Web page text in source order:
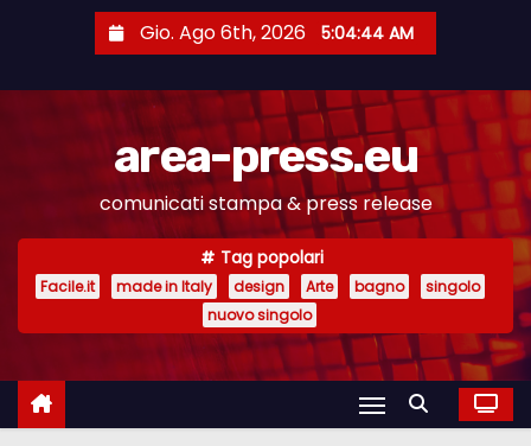
e
Gio. Ago 6th, 2026 5:04:45 AM
area-press.eu
comunicati stampa & press release
Tag popolari
Facile.it made in Italy design Arte bagno
singolo
nuovo singolo